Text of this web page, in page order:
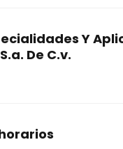
Y
De C.v.